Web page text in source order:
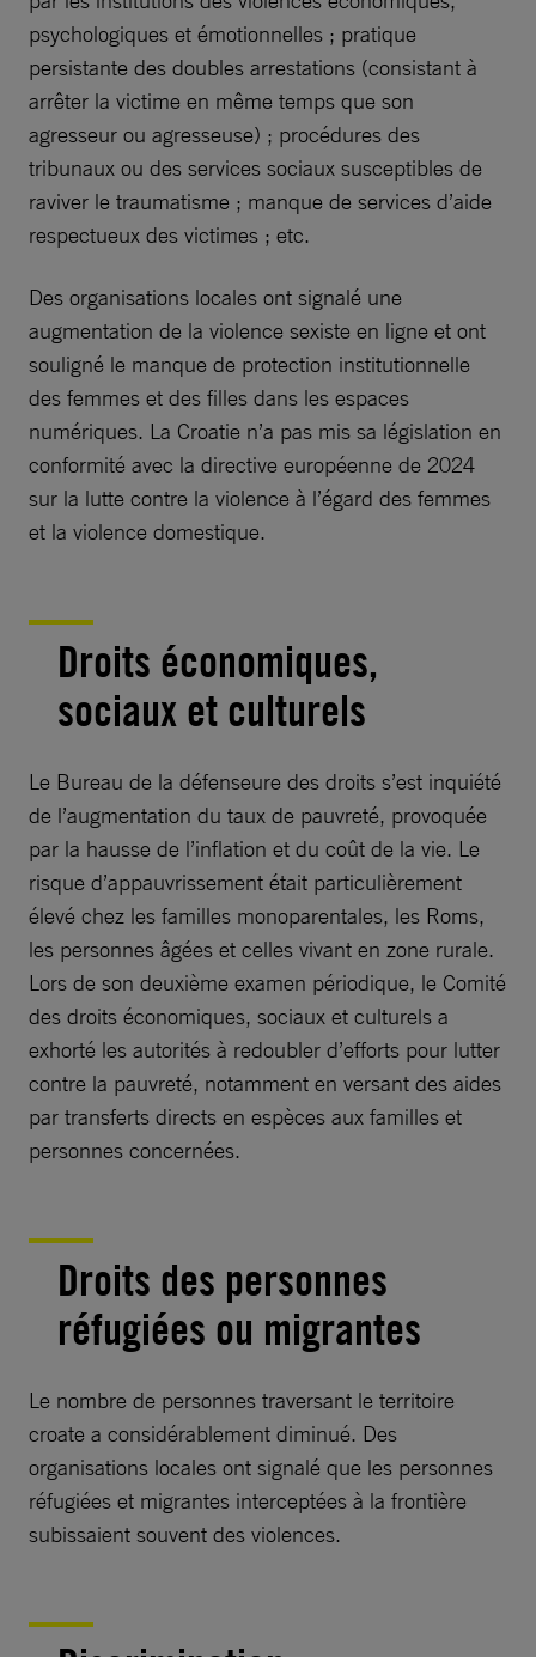
psychologiques et émotionnelles ; pratique
persistante des doubles arrestations (consistant à
arrêter la victime en même temps que son
agresseur ou agresseuse) ; procédures des
tribunaux ou des services sociaux susceptibles de
raviver le traumatisme ; manque de services d’aide
respectueux des victimes ; etc.
Des organisations locales ont signalé une
augmentation de la violence sexiste en ligne et ont
souligné le manque de protection institutionnelle
des femmes et des filles dans les espaces
numériques. La Croatie n’a pas mis sa législation en
conformité avec la directive européenne de 2024
sur la lutte contre la violence à l’égard des femmes
et la violence domestique.
Droits économiques,
sociaux et culturels
Le Bureau de la défenseure des droits s’est inquiété
de l’augmentation du taux de pauvreté, provoquée
par la hausse de l’inflation et du coût de la vie. Le
risque d’appauvrissement était particulièrement
élevé chez les familles monoparentales, les Roms,
les personnes âgées et celles vivant en zone rurale.
Lors de son deuxième examen périodique, le Comité
des droits économiques, sociaux et culturels a
exhorté les autorités à redoubler d’efforts pour lutter
contre la pauvreté, notamment en versant des aides
par transferts directs en espèces aux familles et
personnes concernées.
Droits des personnes
réfugiées ou migrantes
Le nombre de personnes traversant le territoire
croate a considérablement diminué. Des
organisations locales ont signalé que les personnes
réfugiées et migrantes interceptées à la frontière
subissaient souvent des violences.